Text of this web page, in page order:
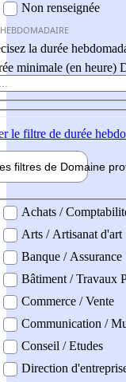
Non renseignée
la durée
minimale (en heure)
le filtre de durée
filtres de Domaine pro
professionel
Achats /
Arts / Artisanat d'art
Banque / Assurance
Bâtiment / Travaux
Commerce / Vente
Communication /
Conseil / Etudes
Direction